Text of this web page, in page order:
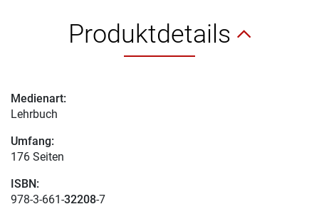
Produktdetails
Medienart:
Lehrbuch
Umfang:
176 Seiten
ISBN:
978-3-661-32208-7